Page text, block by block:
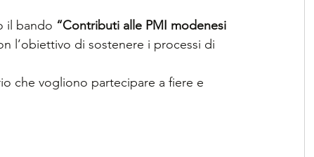
il bando “Contributi alle PMI modenesi
l’obiettivo di sostenere i processi di
che vogliono partecipare a fiere e